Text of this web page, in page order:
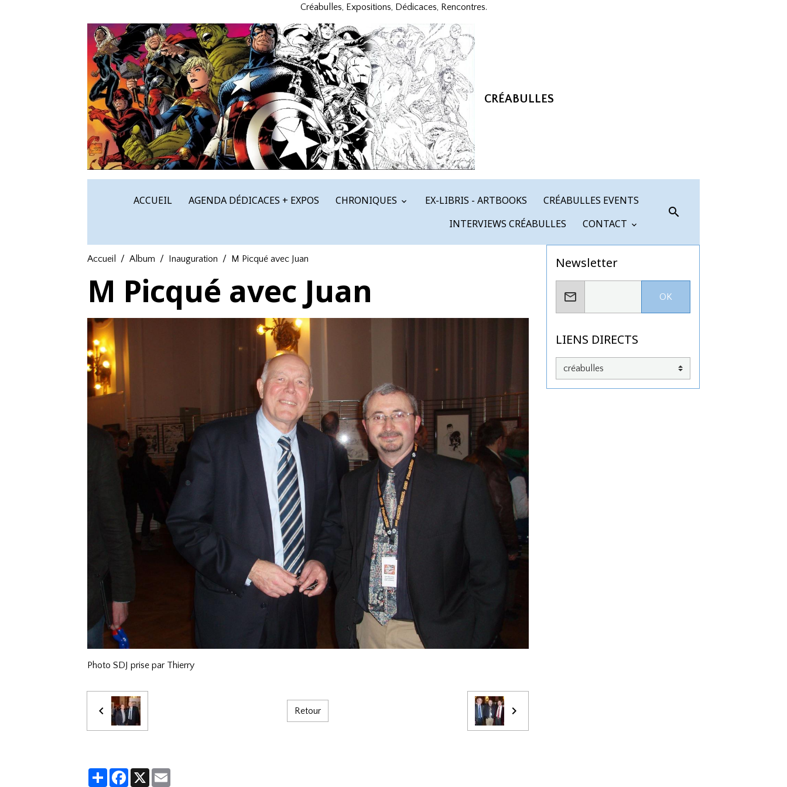
Créabulles, Expositions, Dédicaces, Rencontres.
CRÉABULLES
ACCUEIL AGENDA DÉDICACES + EXPOS CHRONIQUES EX-LIBRIS - ARTBOOKS
CRÉABULLES EVENTS
INTERVIEWS CRÉABULLES
CONTACT
Accueil Album Inauguration M Picqué avec Juan
M Picqué avec Juan
Photo SDJ prise par Thierry
Retour
PartagerFacebook
X
Newsletter
OK
LIENS DIRECTS